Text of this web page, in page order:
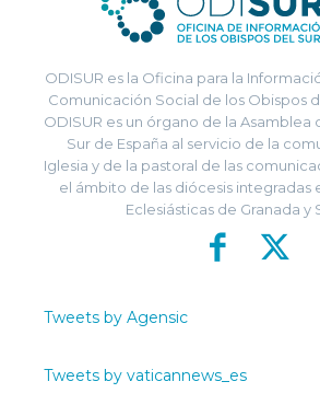
ODISUR es la Oficina para la
Comunicación Social de los Obispos
ODISUR es un órgano de la Asamblea
Sur de España al servicio de la
Iglesia y de la pastoral de las
el ámbito de las diócesis integradas
Eclesiásticas de Granada y
Tweets by Agensic
Tweets by vaticannews_es